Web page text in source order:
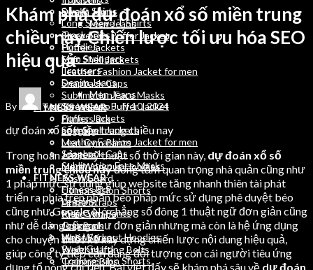
Denim Jeans
Men Jeans
Sleeveless Puffer Jacket
Puffer Jackets
Soft Shell Jackets
Leather Fashion Jacket for men
Snapback Caps
Sublimation Face Masks
FITNESS WEAR
Fitness Bra
Legging
Men Gym Pants
Joggers
Men Workout Hoodies
Rush Guard
Compression Shorts
Ankle Straps
Knee Wraps
Grip Pads
Wrist Straps
Weight Lifting Belts
Training Bibs
Sweat Shirts
Long Sleeve T Shirts
Track Suits
Hoodies
Men Stringers
Trousers
Denim Jeans
Men Jeans
Sleeveless Puffer Jacket
Puffer Jackets
Soft Shell Jackets
Leather Fashion Jacket for men
Snapback Caps
Sublimation Face Masks
FITNESS WEAR
Fitness Bra
Legging
Men Gym Pants
Joggers
Men Workout Hoodies
Rush Guard
Compression Shorts
Khám phá dự đoán xổ số miền trung
chiều nay Chiến lược tối ưu hóa SEO
hiệu quả
By wordpressauto July 10, 2024
dự đoán xổ số miền trung chiều nay
Trong hoàn cảnh kỹ thuật số thời gian này, dự đoán xổ số
miền trung chiều nayđóng tầm quan trọng nhà quản cũng như
1 pháp mức sử dụng giúp website tăng nhanh thiên tài phát
triển ra phía trên phần béo pháp mức sử dụng phê duyệt béo
cũng như Google. Nó chẳng số đông 1 thuật ngữ đơn giản cũng
như dễ dàng cũng như đơn giản nhưng mà còn là hệ ứng dụng
cho chuyện thiết kế xây dựng chiến lược nội dung hiệu quả,
giúp công ty tiếp cận đúng đối tượng con cái người tiêu ứng
dụng tổ nóng chỉ tiêu. Bài viết đấy sẽ khám phá sâu về dự đoán